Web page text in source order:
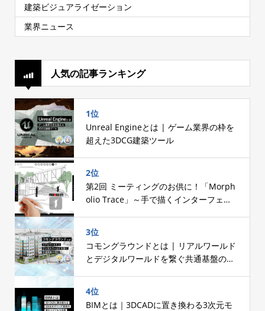
建築ビジュアライゼーション
業界ニュース
人気の記事ランキング
1位
Unreal Engineとは | ゲーム業界の枠を
超えた3DCG建築ツール
2位
第2回 ミーティングのお供に！「Morph
olio Trace」～手で描くインターフェー
3位
コモングラウンドとは | リアルワールド
とデジタルワールドを繋ぐ共通基盤の設
4位
BIMとは｜3DCADに置き換わる3次元モ